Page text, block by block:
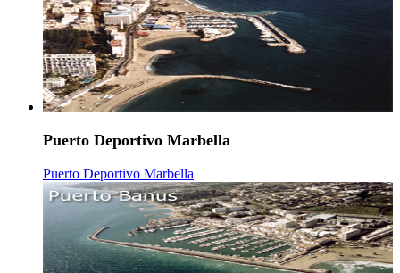
Puerto Deportivo Marbella
Puerto Deportivo Marbella